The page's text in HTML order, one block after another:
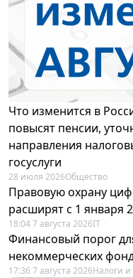
Что изменится в
повысят пенсии,
направления
госуслуги
28 июля 2026Общество
Правовую охрану
расширят с 1 января
18:04 7 августа 2026IT
Финансовый порог
некоммерческих
17:36 7 августа 2026Налоги и